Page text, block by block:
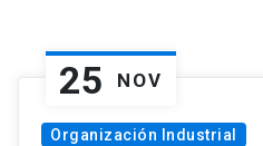
25 NOV
Organización Industrial